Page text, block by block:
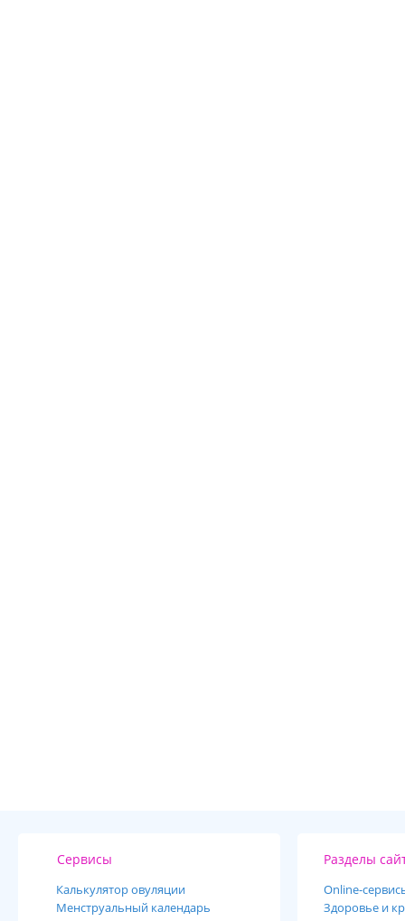
Сервисы
Калькулятор овуляции
Менструальный календарь
Разделы
Online-
Здоровье и